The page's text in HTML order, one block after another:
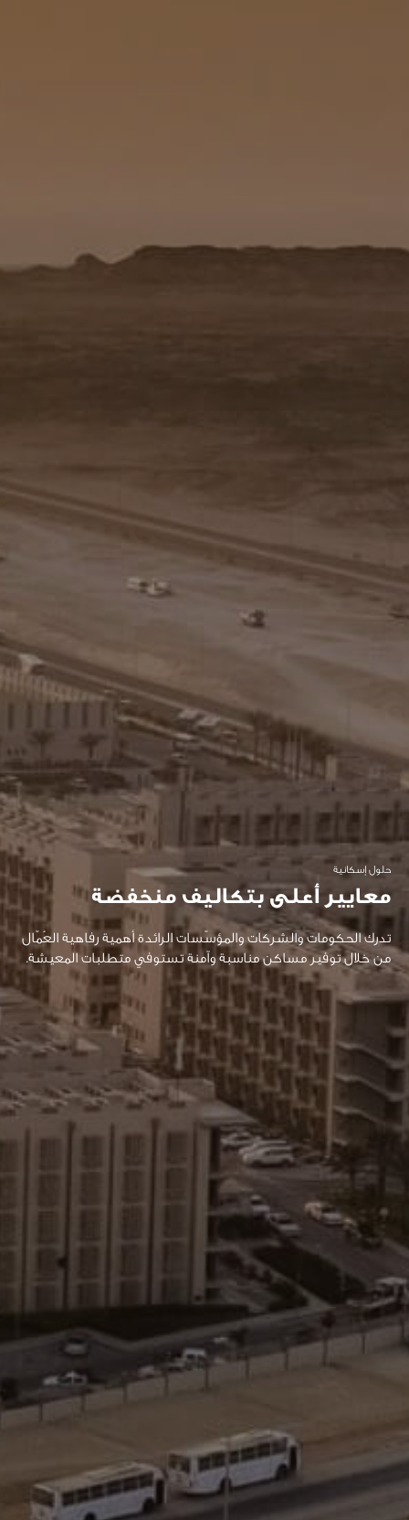
حلول إسكانية
معايير أعلى بتكاليف منخفضة
تدرك الحكومات والشركات والمؤسّسات الرائدة أهمية رفاهية العُمّال
من خلال توفير مساكن مناسبة وآمنة تستوفي متطلبات المعيشة.